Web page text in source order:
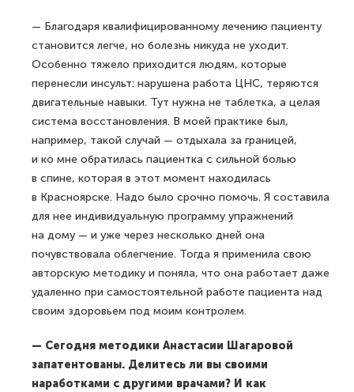
— Благодаря квалифицированному лечению пациенту
становится легче, но болезнь никуда не уходит.
Особенно тяжело приходится людям, которые
перенесли инсульт: нарушена работа ЦНС, теряются
двигательные навыки. Тут нужна не таблетка, а целая
система восстановления. В моей практике был,
например, такой случай — отдыхала за границей,
и ко мне обратилась пациентка с сильной болью
в спине, которая в этот момент находилась
в Красноярске. Надо было срочно помочь. Я составила
для нее индивидуальную программу упражнений
на дому — и уже через несколько дней она
почувствовала облегчение. Тогда я применила свою
авторскую методику и поняла, что она работает даже
удаленно при самостоятельной работе пациента над
своим здоровьем под моим контролем.
— Сегодня методики Анастасии Шагаровой
запатентованы. Делитесь ли вы своими
наработками с другими врачами? И как